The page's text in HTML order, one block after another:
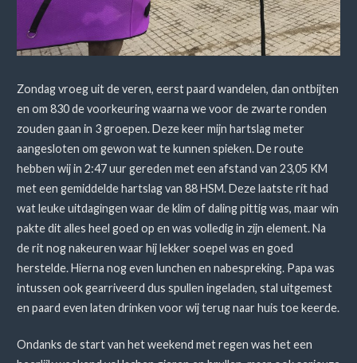
Zondag vroeg uit de veren, eerst paard wandelen, dan ontbijten
en om 830 de voorkeuring waarna we voor de zwarte ronden
zouden gaan in 3 groepen. Deze keer mijn hartslag meter
aangesloten om gewon wat te kunnen spieken. De route
hebben wij in 2:47 uur gereden met een afstand van 23,05 KM
met een gemiddelde hartslag van 88 HSM. Deze laatste rit had
wat leuke uitdagingen waar de klim of daling pittig was, maar win
pakte dit alles heel goed op en was volledig in zijn element. Na
de rit nog nakeuren waar hij lekker soepel was en goed
herstelde. Hierna nog even lunchen en nabespreking. Papa was
intussen ook gearriveerd dus spullen ingeladen, stal uitgemest
en paard even laten drinken voor wij terug naar huis toe keerde.
Ondanks de start van het weekend met regen was het een